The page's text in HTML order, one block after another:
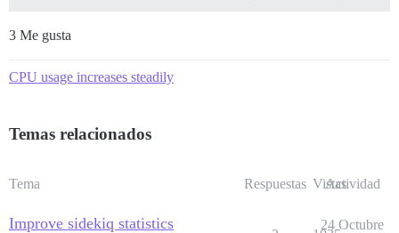
3 Me gusta
CPU usage increases steadily
Temas relacionados
Tema Respuestas Vistas
Actividad
Improve sidekiq statistics
24 Octubre